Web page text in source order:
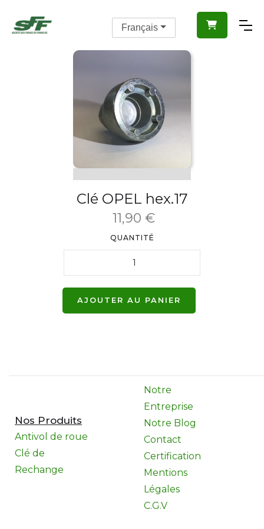

Clé OPEL hex.17
11,90 €
QUANTITÉ
Nos Produits
Antivol de roue
Clé de
Rechange
Notre
Entreprise
Notre Blog
Contact
Certification
Mentions
Légales
C.G.V
Français